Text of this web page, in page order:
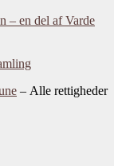
– en del af Varde
– Alle rettigheder